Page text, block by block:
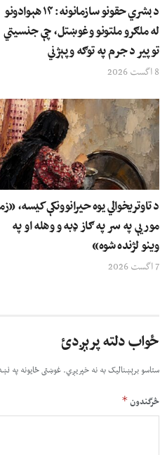
د بشري حقونو سازمانونه: ۱۴ هېوادونو
له ملګرو ملتونو وغوښتل، چې جنسیتي
توپير د جرم په توګه وپېژني
8 اگست 2026
د تاوتریخوالي یوه حیرانوونکې کیسه،
مور یې په سر په ګاز ډبه و وهله او په
وینو لژنده شوه»
7 اگست 2026
ځواب دلته پرېږدئ
ستاسو برېښناليک به نه خپريږي.غوښتى ځایونه په
څرگندون*